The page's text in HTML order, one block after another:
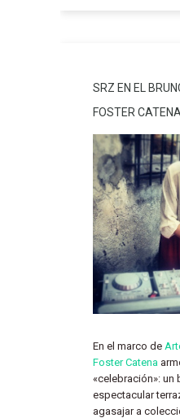
SRZ EN EL
FOSTER CATENA
En el marco de
Foster Catena
«celebración»: un
espectacular
agasajar a